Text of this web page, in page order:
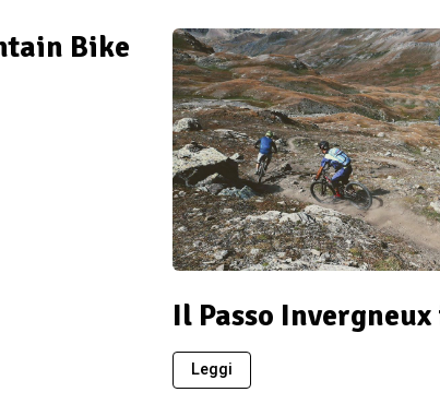
Bike
Il Passo
Leggi